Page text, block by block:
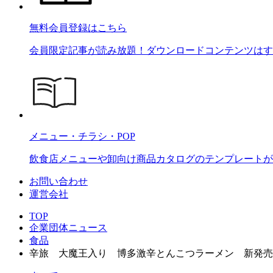
無料会員登録はこちら
会員限定記事が読み放題！ダウンロードコンテンツは
メニュー・チラシ・POP
飲食店メニューや卸向け商品カタログのテンプレート
お問い合わせ
運営会社
TOP
企業団体ニュース
食品
辛旅 大魔王入り 博多激辛とんこつラーメン 新発売